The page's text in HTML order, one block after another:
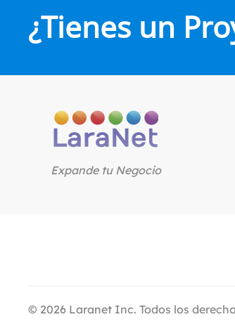
¿Tienes un
Expande tu Negocio
© 2026 Laranet Inc. Todos los